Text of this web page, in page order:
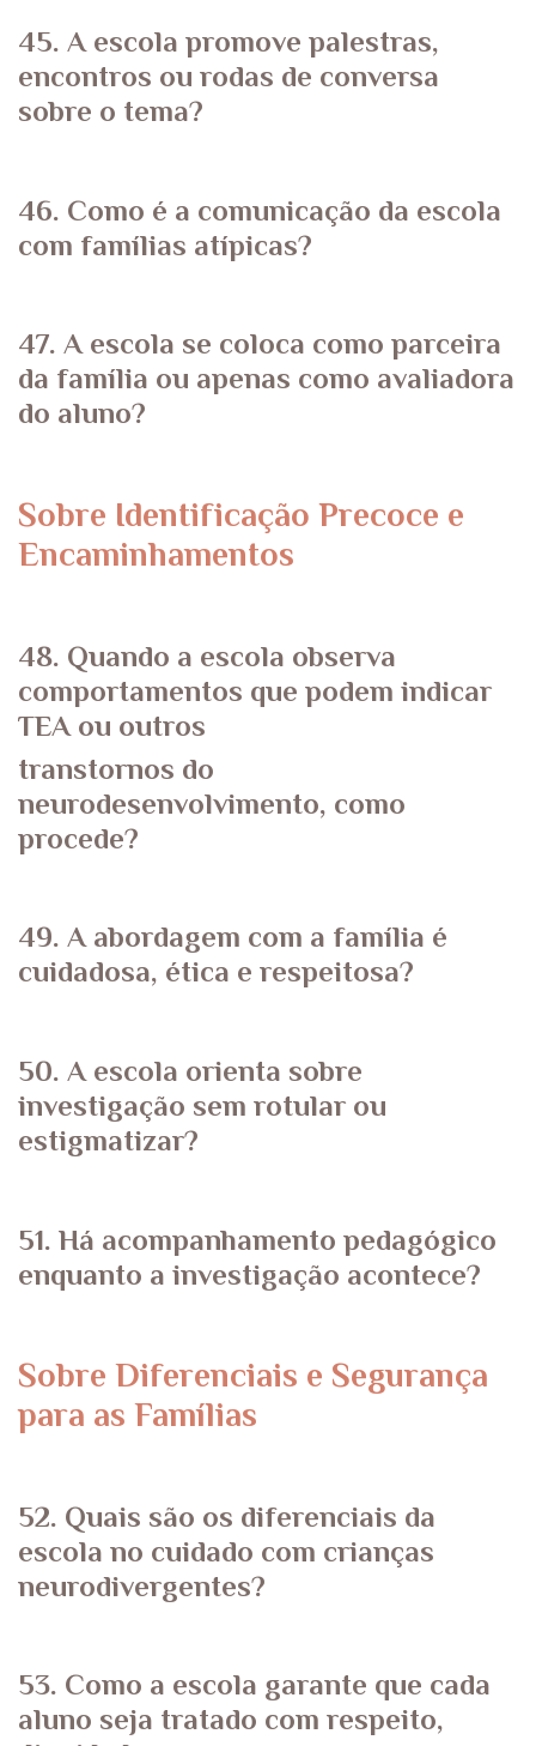
45. A escola promove palestras,
encontros ou rodas de conversa
sobre o tema?
46. Como é a comunicação da escola
com famílias atípicas?
47. A escola se coloca como parceira
da família ou apenas como avaliadora
do aluno?
Sobre Identificação Precoce e
Encaminhamentos
48. Quando a escola observa
comportamentos que podem indicar
TEA ou outros
transtornos do
neurodesenvolvimento, como
procede?
49. A abordagem com a família é
cuidadosa, ética e respeitosa?
50. A escola orienta sobre
investigação sem rotular ou
estigmatizar?
51. Há acompanhamento pedagógico
enquanto a investigação acontece?
Sobre Diferenciais e Segurança
para as Famílias
52. Quais são os diferenciais da
escola no cuidado com crianças
neurodivergentes?
53. Como a escola garante que cada
aluno seja tratado com respeito,